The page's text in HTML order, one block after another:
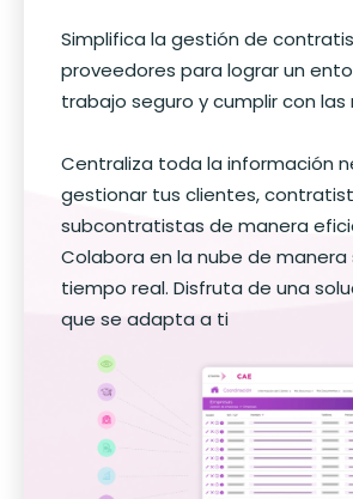
Simplifica la gestión de
proveedores para lograr un
trabajo seguro y cumplir con las
Centraliza toda la información
gestionar tus clientes,
subcontratistas de manera
Colabora en la nube de manera
tiempo real. Disfruta de una
que se adapta a ti